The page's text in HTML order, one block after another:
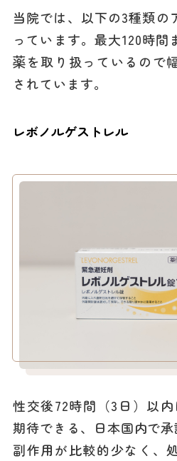
当院では、以下の3種類の
っています。最大120時
薬を取り扱っているので
されています。
レボノルゲストレル
性交後72時間（3日）以
期待できる、日本国内で承
副作用が比較的少なく、